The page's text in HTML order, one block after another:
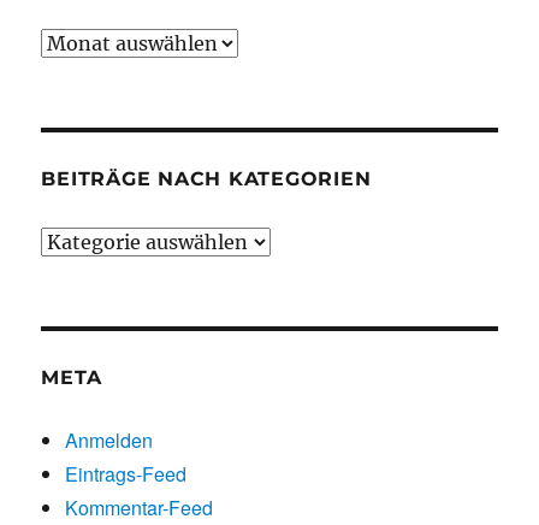
Beiträge
BEITRÄGE NACH KATEGORIEN
Beiträge
META
Anmelden
Eintrags-Feed
Kommentar-Feed